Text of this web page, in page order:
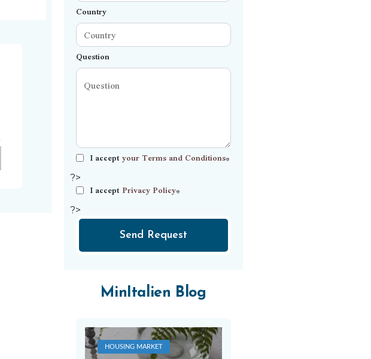
Country
Question
I acceptyour Terms and Conditions*
?>
I accept Privacy Policy*
?>
Send Request
MinItalien Blog
HOUSING MARKET